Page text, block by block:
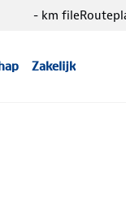
Zakelijk
- km file